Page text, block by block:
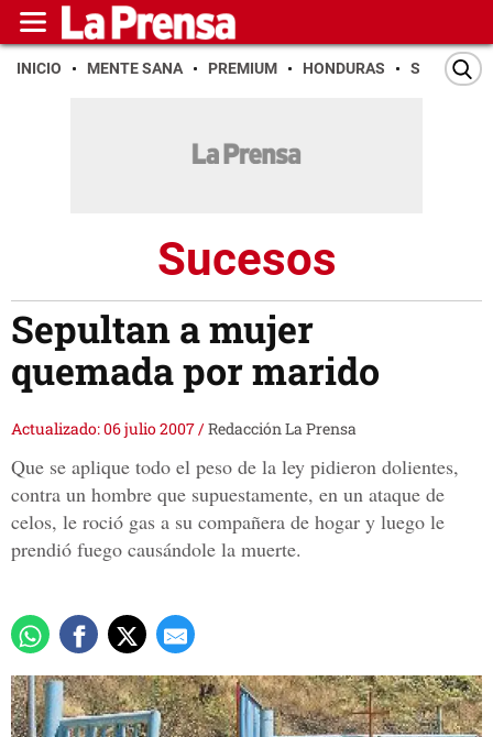
INICIO MENTE SANA PREMIUM HONDURAS SAN PEDRO
Sucesos
Sepultan a mujer
quemada por marido
Actualizado: 06 julio 2007/Redacción La Prensa
Que se aplique todo el peso de la ley pidieron dolientes,
contra un hombre que supuestamente, en un ataque de
celos, le roció gas a su compañera de hogar y luego le
prendió fuego causándole la muerte.